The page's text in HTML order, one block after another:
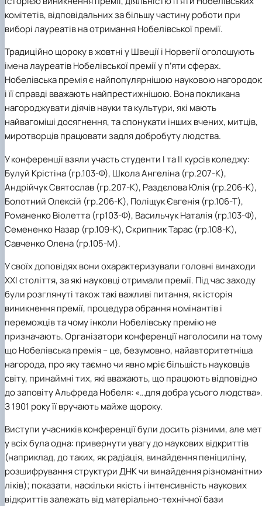
Іноземні мови
Працевлаштування
Їдальні та буфети
Студентські квитки
Центр вивчення мов
Психологічна підтримка
Інклюзивне середовище
Рада молодих вчених
Наукові школи
Стартап школа НУБіП України
Методичні рекомендації, пам'ятки
Форми документів
Патентно-ліцензійна діяльність
ЦКНО «Агропромисловий комплекс, лісове і
садово-паркове господарство, ветеринарна
медицина»
Біоетична комісія
Наукові видання
Досліднику та автору
Наукові журнали НУБіП України
Наукові журнали НУБіП України (English)
Пам'ятка про проведення науково-
заходів
Порядок планування та організації
проведення НТЗ
Результати науково-технічних заходів
Монографії
Наука для бізнесу
«SEB-2024»
«SEB-2025»
Наглядова рада
Рада роботодавців
Благодійний фонд «Голосіївська ініціатива
Історія університету
Видатні випускники та працівники
Звіт ректора
Почесні доктори і професори НУБіП України
Пресслужба
Університетський кур'єр
Вибори ректора
Програма розвитку університету
ініціатива – 2025»
Доступ до публічної інформації
Державні закупівлі
Офіційна символіка
Уповноважена особа з питань запобігання
виявлення корупції
Положення про антикорупційного
уповноваженого НУБіП України
Національні нормативно-правові акти
Нормативно-правові акти НУБіП України
Інформаційні ресурси НАЗК
Методичні роз’яснення НАЗК
Антикорупційні заходи
Гендерна радниця
Контактна інформація
комітетів, відповідальних за більшу частину роботи при
виборі лауреатів на отримання Нобелівської премії.
Традиційно щороку в жовтні у Швеції і Норвегії оголошують
імена лауреатів Нобелівської премії у п’яти сферах.
Нобелівська премія є найпопулярнішою науковою
і її справді вважають найпрестижнішою. Вона покликана
нагороджувати діячів науки та культури, які мають
найвагоміші досягнення, та спонукати інших вчених, митців,
миротворців працювати задля добробуту людства.
У конференції взяли участь студенти І та ІІ курсів коледжу:
Булуй Крістіна (гр.103-Ф), Школа Ангеліна (гр.207-К),
Андрійчук Святослав (гр.207-К), Раздєлова Юлія (гр.206-К),
Болотний Олексій (гр.206-К), Поліщук Євгенія (гр.106-Т),
Романенко Віолетта (гр103-Ф), Васильчук Наталія (гр.103-Ф),
Семененко Назар (гр.109-К), Скрипник Тарас (гр.108-К),
Савченко Олена (гр.105-М).
У своїх доповідях вони охарактеризували головні винаходи
ХХІ століття, за які науковці отримали премії. Під час заходу
були розглянуті також такі важливі питання, як історія
виникнення премії, процедура обрання номінантів і
переможців та чому інколи Нобелівську премію не
призначають. Організатори конференції наголосили на
що Нобелівська премія – це, безумовно, найавторитетніша
нагорода, про яку таємно чи явно мріє більшість науковців
світу, принаймні тих, які вважають, що працюють відповідно
до заповіту Альфреда Нобеля: «…для добра усього
З 1901 року її вручають майже щороку.
Виступи учасників конференції були досить різними, але
у всіх була одна: привернути увагу до наукових відкриттів
(наприклад, до таких, як радіація, винайдення пеніциліну,
розшифрування структури ДНК чи винайдення
ліків); показати, наскільки якість і інтенсивність наукових
відкриттів залежать від матеріально-технічної бази